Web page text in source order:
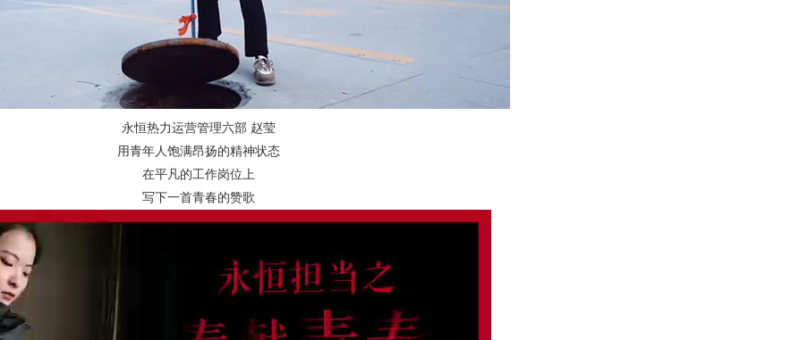
永恒热力运营管理六部 赵莹
用青年人饱满昂扬的精神状态
在平凡的工作岗位上
写下一首青春的赞歌